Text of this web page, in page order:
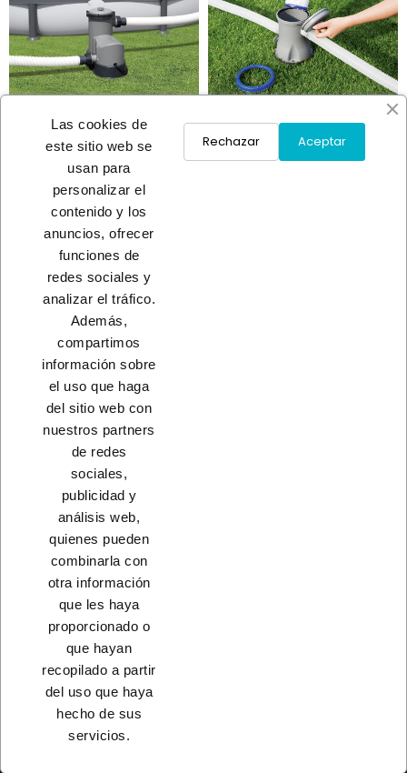
DEPURADORA FILTRO
CARTUCHO
79,95 €
CONTACTO
PRODUCTOS
NUESTRA EMPRESA
Las cookies de
este sitio web se
usan para
personalizar el
contenido y los
anuncios, ofrecer
funciones de
redes sociales y
analizar el tráfico.
Además,
compartimos
información sobre
el uso que haga
del sitio web con
nuestros partners
de redes
sociales,
publicidad y
análisis web,
quienes pueden
combinarla con
otra información
que les haya
proporcionado o
que hayan
recopilado a partir
del uso que haya
hecho de sus
servicios.
Aceptar
Rechazar